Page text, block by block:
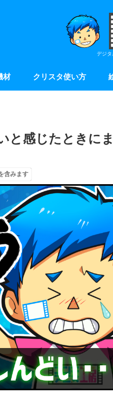
デジタ
材 クリスタ使い方
と感じたときに
含みます